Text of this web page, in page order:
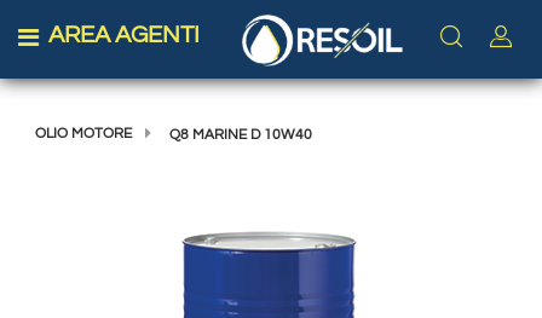
Open menu
AREA AGENTI
OLIO MOTORE Q8 MARINE D 10W40